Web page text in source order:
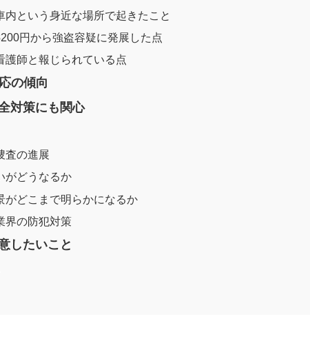
内という身近な場所で起きたこと
円から強盗容疑に発展した点
護師と報じられている点
の傾向
対策にも関心
査の進展
がどうなるか
がどこまで明らかになるか
界の防犯対策
したいこと